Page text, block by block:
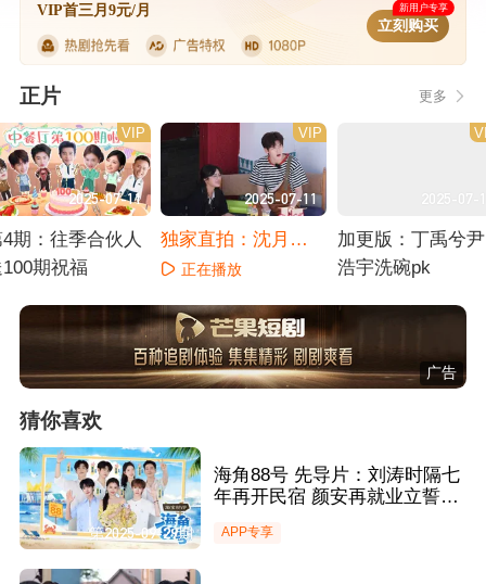
VIP首三月9元/月 新用户专享
立刻购买
正片 更多
2025-07-11
VIP
期：往季合伙人
期祝福
2025-07-11
VIP
独家直拍：沈月翟
潇闻摊位开张
正在播放
2025-07-
加更版：丁禹兮尹
浩宇洗碗pk
广告
猜你喜欢
第2025-09-29期
海角88号 先导片：刘涛时隔七
年再开民宿 颜安再就业立誓达
APP专享